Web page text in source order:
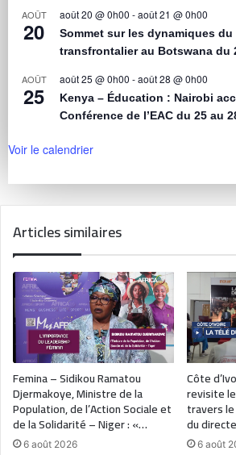
AOÛT
20
août 20 @ 0h00 -août 21 @ 0h00
Sommet sur les dynamiques du
transfrontalier au Botswana du
AOÛT
25
août 25 @ 0h00 -août 28 @ 0h00
Kenya – Éducation : Nairobi
Conférence de l’EAC du 25 au
Voir le calendrier
Articles similaires
Femina – Sidikou Ramatou
Djermakoye, Ministre de la
Population, de l’Action Sociale et
de la Solidarité – Niger : «…
6 août 2026
Côte
revisite
travers
du
6 août